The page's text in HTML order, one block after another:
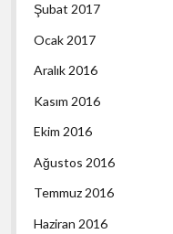
Şubat 2017
Ocak 2017
Aralık 2016
Kasım 2016
Ekim 2016
Ağustos 2016
Temmuz 2016
Haziran 2016